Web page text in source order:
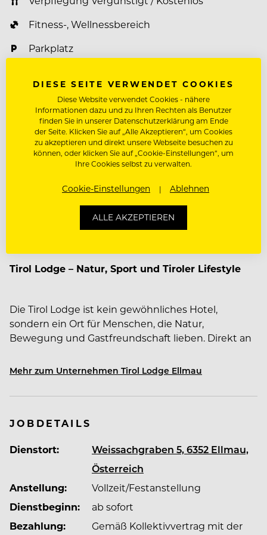
Fitness-, Wellnessbereich
Parkplatz
Ski/Bergbahntickets
Zusatzversicherung
Mitarbeiterevents
Bonifikation / Prämienmodelle
Weiterbildungsprogramm
Tirol Lodge – Natur, Sport und Tiroler Lifestyle
Die Tirol Lodge ist kein gewöhnliches Hotel,
sondern ein Ort für Menschen, die Natur,
Bewegung und Gastfreundschaft lieben. Direkt an
gelegen, mitten im Herzen der Tiroler Alpen und
modernes Design in Holzbauweise mit alpiner
Warum wir ein Top-Arbeitgeber sind
Einzigartige Lage:Direkt an der Talstation in eine
der größten Skigebiete Österreichs mit
Mehr zum Unternehmen Tirol Lodge Ellmau
JOBDETAILS
Dienstort:
Weissachgraben 5, 6352 Ellmau,
Österreich
Anstellung:
Vollzeit/Festanstellung
Dienstbeginn:
ab sofort
Bezahlung:
Gemäß Kollektivvertrag mit der
DIESE SEITE VERWENDET COOKIES
Diese Website verwendet Cookies - nähere
Informationen dazu und zu Ihren Rechten als Benutzer
finden Sie in unserer Datenschutzerklärung am Ende
der Seite. Klicken Sie auf „Alle Akzeptieren“, um Cookies
zu akzeptieren und direkt unsere Webseite besuchen zu
können, oder klicken Sie auf „Cookie-Einstellungen“, um
Ihre Cookies selbst zu verwalten.
Cookie-Einstellungen Ablehnen
ALLE AKZEPTIEREN